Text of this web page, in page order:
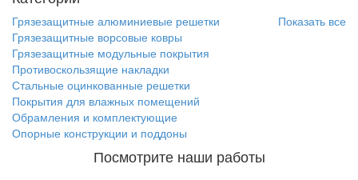
Показать все
Грязезащитные алюминиевые решетки
Грязезащитные ворсовые ковры
Грязезащитные модульные покрытия
Противоскользящие накладки
Стальные оцинкованные решетки
Покрытия для влажных помещений
Обрамления и комплектующие
Опорные конструкции и поддоны
Посмотрите наши работы